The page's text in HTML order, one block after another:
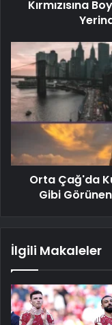
Kırmızısına
Orta Çağ'da
Gibi
İlgili Makaleler